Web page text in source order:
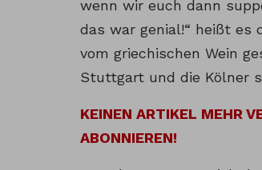
wenn wir euch dann
das war genial!“ heißt es
vom griechischen Wein
Stuttgart und die Kölner
KEINEN ARTIKEL MEHR
ABONNIEREN!